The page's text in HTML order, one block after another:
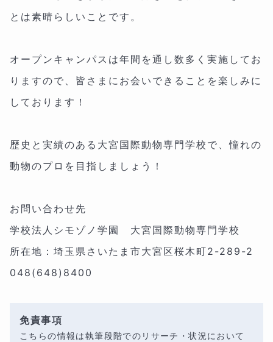
とは素晴らしいことです。
オープンキャンパスは年間を通し数多く実施してお
りますので、皆さまにお会いできることを楽しみに
しております！
歴史と実績のある大宮国際動物専門学校で、憧れの
動物のプロを目指しましょう！
お問い合わせ先
学校法人シモゾノ学園 大宮国際動物専門学校
所在地： 埼玉県さいたま市大宮区桜木町2-289-2
048( 648 ) 8400
免責事項
こちらの情報は執筆段階でのリサーチ・状況において